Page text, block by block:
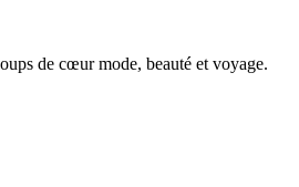
de cœur mode, beauté et voyage.